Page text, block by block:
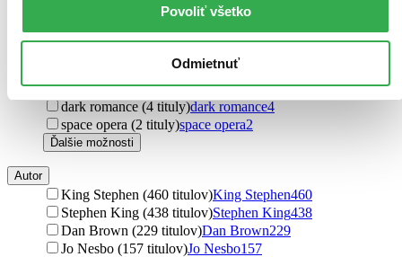
Povoliť všetko
Odmietnuť
steampunk (18 titulov)steampunk18
hard sci-fi (18 titulov)hard sci-fi18
high fantasy (6 titulov)high fantasy
rodinné (4 tituly)rodinné4
dark romance (4 tituly)dark romance4
space opera (2 tituly)space opera2
Ďalšie možnosti
Autor
King Stephen (460 titulov)King Stephen460
Stephen King (438 titulov)Stephen King438
Dan Brown (229 titulov)Dan Brown229
Jo Nesbo (157 titulov)Jo Nesbo157